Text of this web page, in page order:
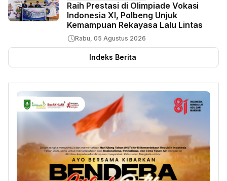
Raih Prestasi di Olimpiade Vokasi
Indonesia XI, Polbeng Unjuk
Kemampuan Rekayasa Lalu Lintas
Rabu, 05 Agustus 2026
Indeks Berita